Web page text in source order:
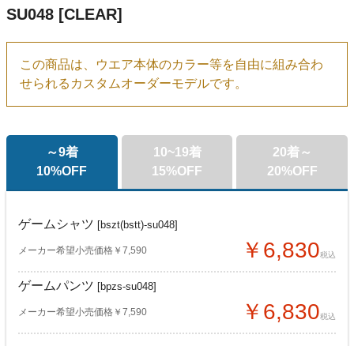
SU048 [CLEAR]
この商品は、ウエア本体のカラー等を自由に組み合わ
せられるカスタムオーダーモデルです。
～9着
10%OFF
ゲームシャツ [bszt(bstt)-su048]
メーカー希望小売価格￥7,590 ￥6,830税込
ゲームパンツ [bpzs-su048]
メーカー希望小売価格￥7,590 ￥6,830税込
10~19着
15%OFF
20着～
20%OFF